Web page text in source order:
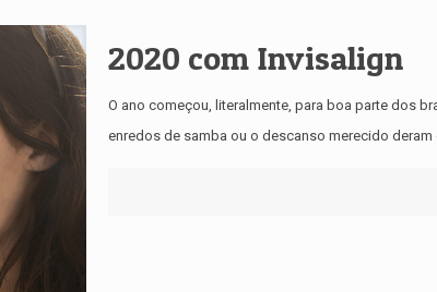
2020 com Invisalign
O ano começou, literalmente, para boa parte dos
enredos de samba ou o descanso merecido